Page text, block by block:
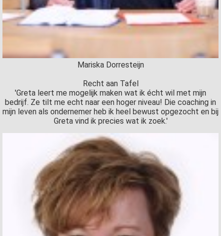
Mariska Dorresteijn
Recht aan Tafel
'Greta leert me mogelijk maken wat ik écht wil met mijn
bedrijf. Ze tilt me echt naar een hoger niveau! Die coaching in
mijn leven als ondernemer heb ik heel bewust opgezocht en bij
Greta vind ik precies wat ik zoek.'